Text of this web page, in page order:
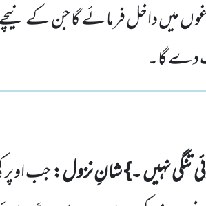
میں داخل فرمائے گا جن کے
دے گا۔
تنگی نہیں ۔}شانِ نزول:جب